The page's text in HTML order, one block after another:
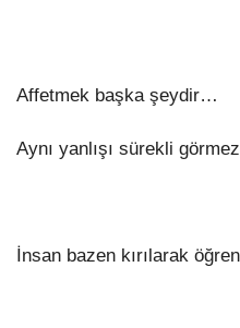
Affetmek başka şeydir…
Aynı yanlışı sürekli
İnsan bazen kırılarak